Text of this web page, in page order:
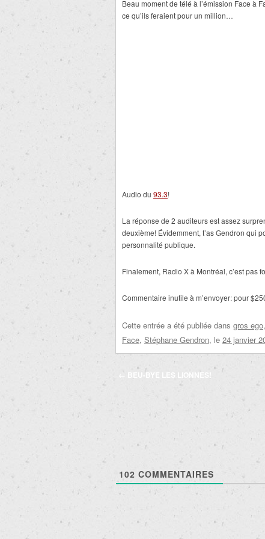
Beau moment de télé à l’émission Face à
ce qu’ils feraient pour un million…
Audio du 93.3!
La réponse de 2 auditeurs est assez
deuxième! Évidemment, t’as Gendron qui
personnalité publique.
Finalement, Radio X à Montréal, c’est pas
Commentaire inutile à m’envoyer: pour
Cette entrée a été publiée dans gros ego,
Face, Stéphane Gendron, le 24 janvier
Navigation
← BEU-BYE LES LIONNES!
102 COMMENTAIRES